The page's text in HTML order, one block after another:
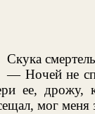
Скука
— Ночей не
ее, дрожу,
мог меня